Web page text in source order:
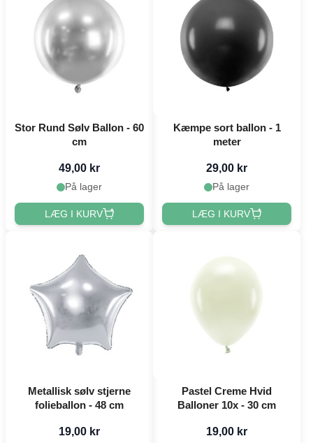
Stor Rund Sølv Ballon - 60
cm
49,00 kr
På lager
LÆG I KURV
Kæmpe sort ballon - 1
meter
29,00 kr
På lager
LÆG I KURV
Metallisk sølv stjerne
folieballon - 48 cm
19,00 kr
Pastel Creme Hvid
Balloner 10x - 30 cm
19,00 kr